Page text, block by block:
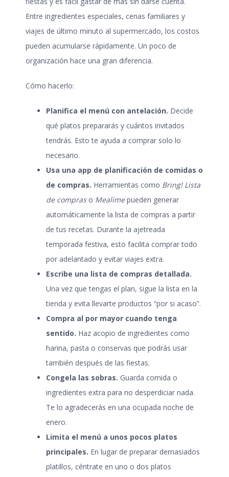
Entre ingredientes especiales, cenas familiares y
viajes de último minuto al supermercado, los costos
pueden acumularse rápidamente. Un poco de
organización hace una gran diferencia.
Cómo hacerlo:
Planifica el menú con antelación. Decide
qué platos prepararás y cuántos invitados
tendrás. Esto te ayuda a comprar solo lo
necesario.
Usa una app de planificación de comidas o
de compras. Herramientas como Bring! Lista
de compras o Mealimepueden generar
automáticamente la lista de compras a partir
de tus recetas. Durante la ajetreada
temporada festiva, esto facilita comprar todo
por adelantado y evitar viajes extra.
Escribe una lista de compras detallada.
Una vez que tengas el plan, sigue la lista en la
tienda y evita llevarte productos “por si acaso”.
Compra al por mayor cuando tenga
sentido. Haz acopio de ingredientes como
harina, pasta o conservas que podrás usar
también después de las fiestas.
Congela las sobras. Guarda comida o
ingredientes extra para no desperdiciar nada.
Te lo agradecerás en una ocupada noche de
enero.
Limita el menú a unos pocos platos
principales. En lugar de preparar demasiados
platillos, céntrate en uno o dos platos